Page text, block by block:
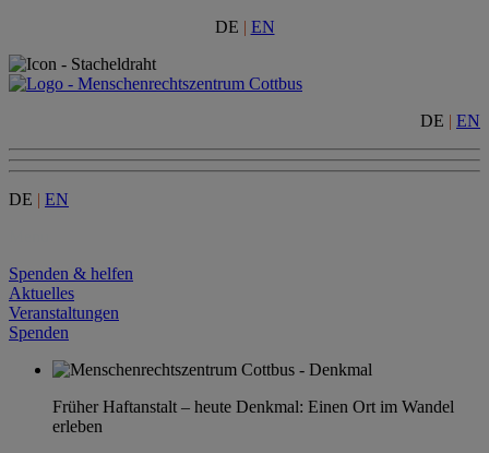
DE | EN
DE | EN
DE | EN
Spenden & helfen
Aktuelles
Veranstaltungen
Spenden
Früher Haftanstalt – heute Denkmal: Einen Ort im Wandel
erleben